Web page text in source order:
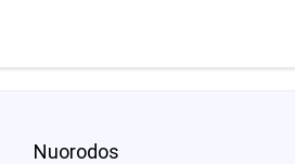
Nuorodos